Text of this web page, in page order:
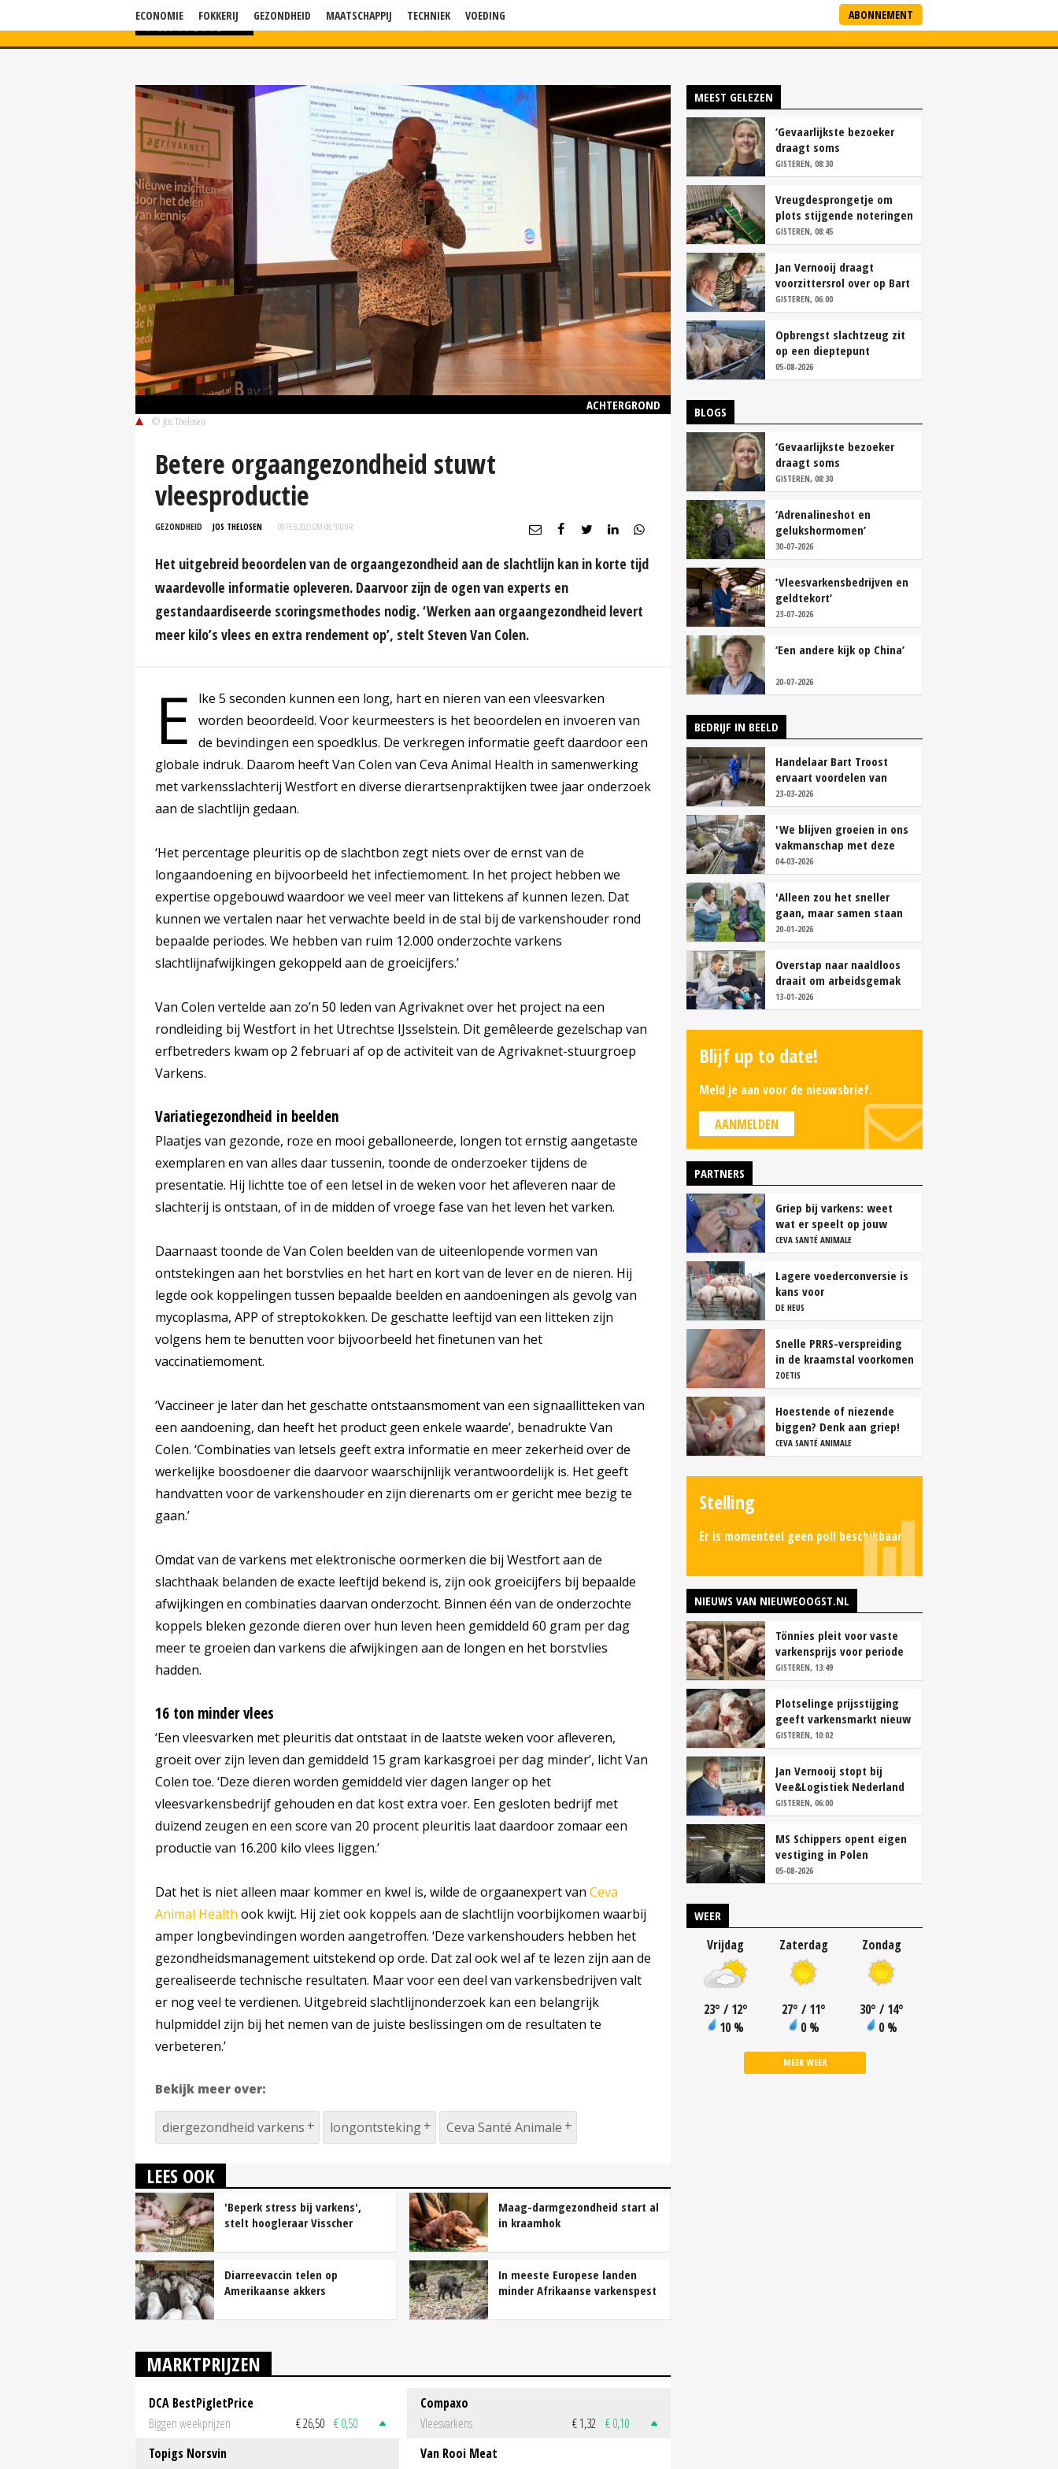
ECONOMIE FOKKERIJ GEZONDHEID MAATSCHAPPIJ TECHNIEK VOEDING ABONNEMENT
HOME NIEUWS VERDIEPING BLOG
ACHTERGROND
© Jos Thelosen
Betere orgaangezondheid stuwt
vleesproductie
GEZONDHEID JOS THELOSEN 09 FEB 2023 OM 08:10UUR
Het uitgebreid beoordelen van de orgaangezondheid aan de slachtlijn kan in korte tijd
waardevolle informatie opleveren. Daarvoor zijn de ogen van experts en
gestandaardiseerde scoringsmethodes nodig. ‘Werken aan orgaangezondheid levert
meer kilo’s vlees en extra rendement op’, stelt Steven Van Colen.
E
lke 5 seconden kunnen een long, hart en nieren van een vleesvarken
worden beoordeeld. Voor keurmeesters is het beoordelen en invoeren van
de bevindingen een spoedklus. De verkregen informatie geeft daardoor een
globale indruk. Daarom heeft Van Colen van Ceva Animal Health in samenwerking
met varkensslachterij Westfort en diverse dierartsenpraktijken twee jaar onderzoek
aan de slachtlijn gedaan.
‘Het percentage pleuritis op de slachtbon zegt niets over de ernst van de
longaandoening en bijvoorbeeld het infectiemoment. In het project hebben we
expertise opgebouwd waardoor we veel meer van littekens af kunnen lezen. Dat
kunnen we vertalen naar het verwachte beeld in de stal bij de varkenshouder rond
bepaalde periodes. We hebben van ruim 12.000 onderzochte varkens
slachtlijnafwijkingen gekoppeld aan de groeicijfers.’
Van Colen vertelde aan zo’n 50 leden van Agrivaknet over het project na een
rondleiding bij Westfort in het Utrechtse IJsselstein. Dit gemêleerde gezelschap van
erfbetreders kwam op 2 februari af op de activiteit van de Agrivaknet-stuurgroep
Varkens.
Variatiegezondheid in beelden
Plaatjes van gezonde, roze en mooi geballoneerde, longen tot ernstig aangetaste
exemplaren en van alles daar tussenin, toonde de onderzoeker tijdens de
presentatie. Hij lichtte toe of een letsel in de weken voor het afleveren naar de
slachterij is ontstaan, of in de midden of vroege fase van het leven het varken.
Daarnaast toonde de Van Colen beelden van de uiteenlopende vormen van
ontstekingen aan het borstvlies en het hart en kort van de lever en de nieren. Hij
legde ook koppelingen tussen bepaalde beelden en aandoeningen als gevolg van
mycoplasma, APP of streptokokken. De geschatte leeftijd van een litteken zijn
volgens hem te benutten voor bijvoorbeeld het finetunen van het
vaccinatiemoment.
‘Vaccineer je later dan het geschatte ontstaansmoment van een signaallitteken van
een aandoening, dan heeft het product geen enkele waarde’, benadrukte Van
Colen. ‘Combinaties van letsels geeft extra informatie en meer zekerheid over de
werkelijke boosdoener die daarvoor waarschijnlijk verantwoordelijk is. Het geeft
handvatten voor de varkenshouder en zijn dierenarts om er gericht mee bezig te
gaan.’
Omdat van de varkens met elektronische oormerken die bij Westfort aan de
slachthaak belanden de exacte leeftijd bekend is, zijn ook groeicijfers bij bepaalde
afwijkingen en combinaties daarvan onderzocht. Binnen één van de onderzochte
koppels bleken gezonde dieren over hun leven heen gemiddeld 60 gram per dag
meer te groeien dan varkens die afwijkingen aan de longen en het borstvlies
hadden.
16 ton minder vlees
‘Een vleesvarken met pleuritis dat ontstaat in de laatste weken voor afleveren,
groeit over zijn leven dan gemiddeld 15 gram karkasgroei per dag minder’, licht Van
Colen toe. ‘Deze dieren worden gemiddeld vier dagen langer op het
vleesvarkensbedrijf gehouden en dat kost extra voer. Een gesloten bedrijf met
duizend zeugen en een score van 20 procent pleuritis laat daardoor zomaar een
productie van 16.200 kilo vlees liggen.’
Dat het is niet alleen maar kommer en kwel is, wilde de orgaanexpert van Ceva
Animal Health ook kwijt. Hij ziet ook koppels aan de slachtlijn voorbijkomen waarbij
amper longbevindingen worden aangetroffen. ‘Deze varkenshouders hebben het
gezondheidsmanagement uitstekend op orde. Dat zal ook wel af te lezen zijn aan de
gerealiseerde technische resultaten. Maar voor een deel van varkensbedrijven valt
er nog veel te verdienen. Uitgebreid slachtlijnonderzoek kan een belangrijk
hulpmiddel zijn bij het nemen van de juiste beslissingen om de resultaten te
verbeteren.’
Bekijk meer over:
diergezondheid varkens longontsteking Ceva Santé Animale
LEES OOK
'Beperk stress bij varkens',
stelt hoogleraar Visscher
Maag-darmgezondheid start al
in kraamhok
Diarreevaccin telen op
Amerikaanse akkers
In meeste Europese landen
minder Afrikaanse varkenspest
MARKTPRIJZEN
DCA BestPigletPrice
Biggen weekprijzen
€ 26,50 € 0,50
Topigs Norsvin
Compaxo
Vleesvarkens
€ 1,32 € 0,10
Van Rooi Meat
MEEST GELEZEN
‘Gevaarlijkste bezoeker
draagt soms
overschoenen’
GISTEREN, 08:30
Vreugdesprongetje om
plots stijgende noteringen
GISTEREN, 08:45
Jan Vernooij draagt
voorzittersrol over op Bart
Camps
GISTEREN, 06:00
Opbrengst slachtzeug zit
op een dieptepunt
05-08-2026
BLOGS
‘Gevaarlijkste bezoeker
draagt soms
overschoenen’
GISTEREN, 08:30
‘Adrenalineshot en
gelukshormomen’
30-07-2026
‘Vleesvarkensbedrijven en
geldtekort’
23-07-2026
‘Een andere kijk op China’
20-07-2026
BEDRIJF IN BEELD
Handelaar Bart Troost
ervaart voordelen van
coöperatieve voerfusie
23-03-2026
'We blijven groeien in ons
vakmanschap met deze
teamaanpak'
04-03-2026
'Alleen zou het sneller
gaan, maar samen staan
we stukken sterker'
20-01-2026
Overstap naar naaldloos
draait om arbeidsgemak
en diervriendelijkheid
13-01-2026
Blijf up to date!
Meld je aan voor de nieuwsbrief.
AANMELDEN
PARTNERS
Griep bij varkens: weet
wat er speelt op jouw
bedrijf
CEVA SANTÉ ANIMALE
Lagere voederconversie is
kans voor
vleesvarkenshouders
DE HEUS
Snelle PRRS-verspreiding
in de kraamstal voorkomen
ZOETIS
Hoestende of niezende
biggen? Denk aan griep!
CEVA SANTÉ ANIMALE
Stelling
Er is momenteel geen poll beschikbaar.
NIEUWS VAN NIEUWEOOGST.NL
Tönnies pleit voor vaste
varkensprijs voor periode
van zes maanden
GISTEREN, 13:49
Plotselinge prijsstijging
geeft varkensmarkt nieuw
perspectief
GISTEREN, 10:02
Jan Vernooij stopt bij
Vee&Logistiek Nederland
GISTEREN, 06:00
MS Schippers opent eigen
vestiging in Polen
05-08-2026
WEER
Vrijdag
23° / 12°
10 %
Zaterdag
27° / 11°
0 %
Zondag
30° / 14°
0 %
MEER WEER